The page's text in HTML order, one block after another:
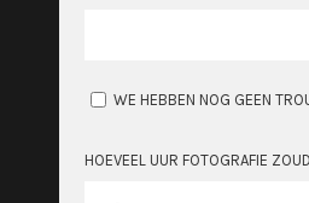
WE HEBBEN NOG GEEN
HOEVEEL UUR FOTOGRAFIE